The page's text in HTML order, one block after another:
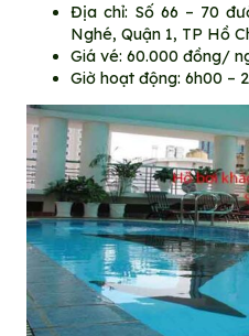
Địa chỉ: Số 66 – 70
Nghé, Quận 1, TP Hồ
Giá vé: 60.000 đồng/
Giờ hoạt động: 6h00 –